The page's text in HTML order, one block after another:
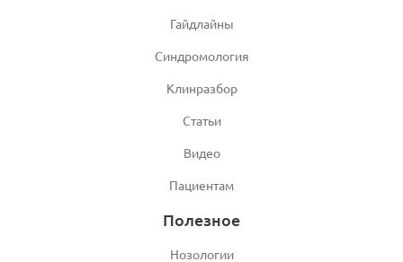
Гайдлайны
Синдромология
Клинразбор
Статьи
Видео
Пациентам
Полезное
Нозологии